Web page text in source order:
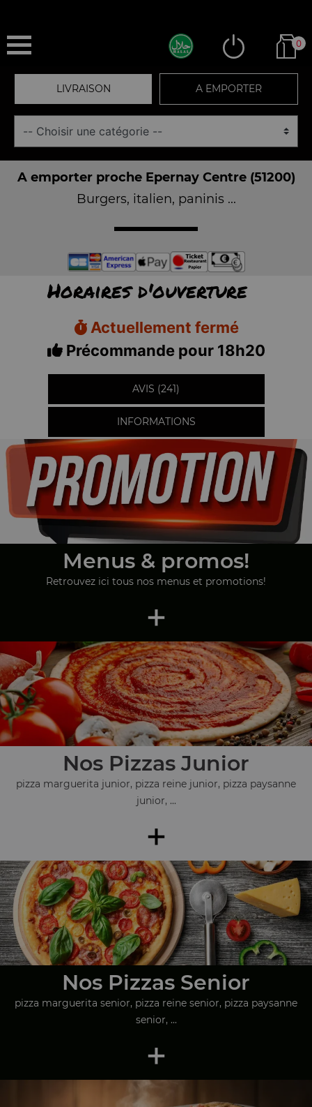
0
LIVRAISON A EMPORTER
A emporter proche Epernay Centre (51200)
Burgers, italien, paninis ...
Horaires d'ouverture
Actuellement fermé
Précommande pour 18h20
AVIS (241)
INFORMATIONS
Menus & promos!
Retrouvez ici tous nos menus et promotions!
+
Nos Pizzas Junior
pizza marguerita junior, pizza reine junior, pizza paysanne
junior, ...
+
Nos Pizzas Senior
pizza marguerita senior, pizza reine senior, pizza paysanne
senior, ...
+